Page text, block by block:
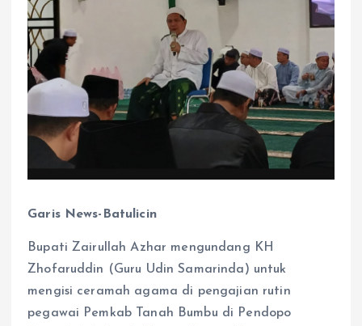
Garis News-Batulicin
Bupati Zairullah Azhar mengundang KH
Zhofaruddin (Guru Udin Samarinda) untuk
mengisi ceramah agama di pengajian rutin
pegawai Pemkab Tanah Bumbu di Pendopo